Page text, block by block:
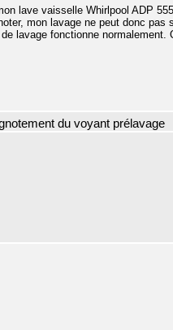
lave vaisselle Whirlpool ADP
mon lavage ne peut donc
lavage fonctionne normalement.
du voyant prélavage